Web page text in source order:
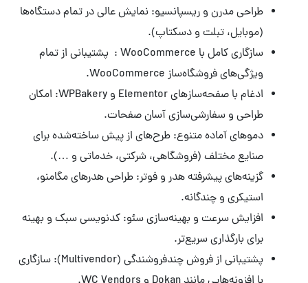
طراحی مدرن و ریسپانسیو: نمایش عالی در تمام دستگاه‌ها
(موبایل، تبلت و دسکتاپ).
سازگاری کامل با WooCommerce : پشتیبانی از تمام
ویژگی‌های فروشگاه‌ساز WooCommerce.
ادغام با صفحه‌سازهای Elementor و WPBakery: امکان
طراحی و سفارشی‌سازی آسان صفحات.
دموهای آماده متنوع: طرح‌های از پیش ساخته‌شده برای
صنایع مختلف (فروشگاهی، شرکتی، خدماتی و …).
گزینه‌های پیشرفته هدر و فوتر: طراحی هدرهای مگامنو،
استیکری و چندگانه.
افزایش سرعت و بهینه‌سازی سئو: کدنویسی سبک و بهینه
برای بارگذاری سریع‌تر.
پشتیبانی از فروش چندفروشندگی (Multivendor): سازگاری